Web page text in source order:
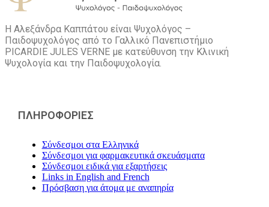
Η Αλεξάνδρα Καππάτου είναι Ψυχολόγος –
Παιδοψυχολόγος από το Γαλλικό Πανεπιστήμιο
PICARDIE JULES VERNE με κατεύθυνση την Kλινική
Ψυχολογία και την Παιδοψυχολογία.
ΠΛΗΡΟΦΟΡΙΕΣ
Σύνδεσμοι στα Ελληνικά
Σύνδεσμοι για φαρμακευτικά σκευάσματα
Σύνδεσμοι ειδικά για εξαρτήσεις
Links in English and French
Πρόσβαση για άτομα με αναπηρία